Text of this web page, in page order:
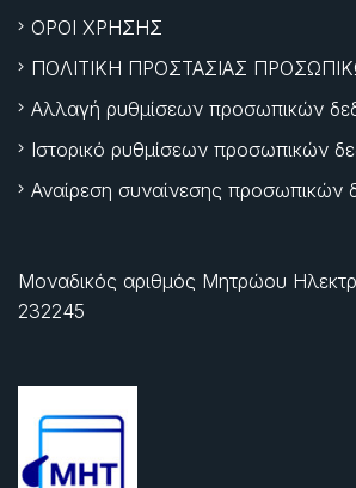
ΟΡΟΙ ΧΡΗΣΗΣ
ΠΟΛΙΤΙΚΗ ΠΡΟΣΤΑΣΙΑΣ
Αλλαγή ρυθμίσεων προσωπικών
Ιστορικό ρυθμίσεων προσωπικών
Αναίρεση συναίνεσης προσωπικών
Μοναδικός αριθμός Μητρώου
232245